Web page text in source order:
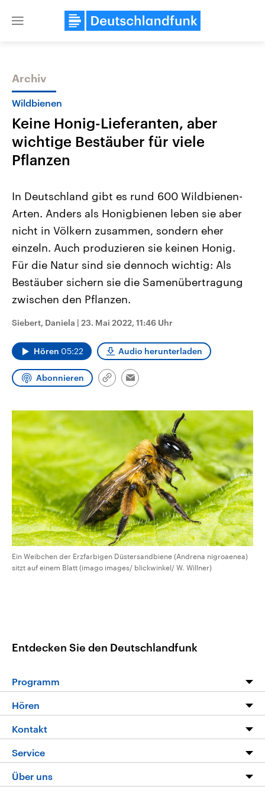
Close
Themen
2026
Alle Informationen
Sachsen-Anhalt wählt am 6.
September 2026 einen neuen
Landtag. Seit 2021 wird das
Bundesland von einer Koalition aus
Umfragen, Prognosen,
und Hintergründe zu den Parteien
Wahl.
Aktuelle Beiträge,
Hintergründe
Wirtschaftlich und
gehören die Vereinigten
den mächtigsten Ländern
mit großem Einfluss auf
aktuelle Weltgeschehen.
Sendungen Programm
Audio-Archiv
Archiv
Wildbienen
Keine Honig-Lieferanten, aber
wichtige Bestäuber für viele
Pflanzen
In Deutschland gibt es rund 600 Wildbienen-
Arten. Anders als Honigbienen leben sie aber
nicht in Völkern zusammen, sondern eher
einzeln. Auch produzieren sie keinen Honig.
Für die Natur sind sie dennoch wichtig: Als
Bestäuber sichern sie die Samenübertragung
zwischen den Pflanzen.
Siebert, Daniela | 23. Mai 2022, 11:46 Uhr
Hören 05:22 Audio herunterladen
Abonnieren
Link
Email
Ein Weibchen der Erzfarbigen Düstersandbiene (Andrena nigroaenea)
sitzt auf einem Blatt (imago images/ blickwinkel/ W. Willner)
Entdecken Sie den Deutschlandfunk
Programm
Programm
Die Nachrichten
Nachrichtenleicht
Neue Beiträge auf dlf.de
Hören
Livestream
Podcasts
Deutschlandfunk App
Kontakt
Hörerservice
Service
FAQ
Über uns